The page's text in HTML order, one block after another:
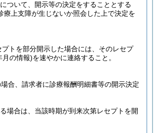
ついて、開示等の決定をすることとする
療上支障が生じないか照会した上で決定を
トを部分開示した場合には、そのレセプ
月の情報)を速やかに連絡すること。
合、請求者に診療報酬明細書等の開示決定
場合は、当該時期が到来次第レセプトを開